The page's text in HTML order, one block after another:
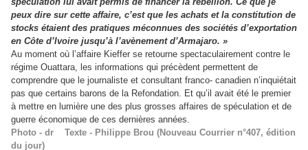
peux dire sur cette affaire, c’est que les achats et la constitution de
stocks étaient des pratiques méconnues des sociétés d’exportation
en Côte d’Ivoire jusqu’à l’avènement d’Armajaro. »
Au moment où l’affaire Kieffer se retourne spectaculairement contre le
régime Ouattara, les informations qui précèdent permettent de
comprendre que le journaliste et consultant franco- canadien n’inquiétait
pas que certains barons de la Refondation. Et qu’il avait été le premier
à mettre en lumière une des plus grosses affaires de spéculation et de
guerre économique de ces dernières années.
Photo - dr Texte - Philippe Brou (Nouveau Courrier n°407, édition
du jour)